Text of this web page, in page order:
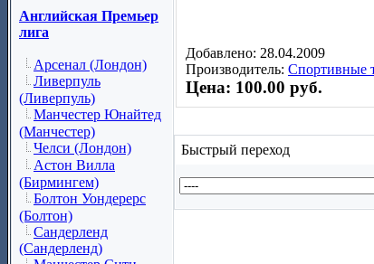
Английская Премьер
лига
Арсенал (Лондон)
Ливерпуль
(Ливерпуль)
Манчестер Юнайтед
(Манчестер)
Челси (Лондон)
Астон Вилла
(Бирмингем)
Болтон Уондерерс
(Болтон)
Сандерленд
(Сандерленд)
Добавлено: 28.04.2009
Производитель: Спортивные
Цена: 100.00 руб.
Быстрый переход